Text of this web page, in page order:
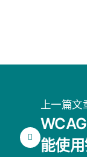
上一篇文
能使